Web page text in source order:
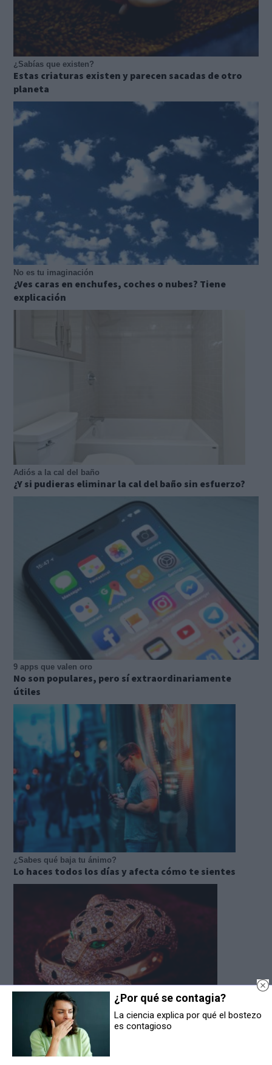
¿Sabías que existen?
Estas criaturas existen y parecen sacadas de otro
planeta
No es tu imaginación
¿Ves caras en enchufes, coches o nubes? Tiene
explicación
Adiós a la cal del baño
¿Y si pudieras eliminar la cal del baño sin esfuerzo?
9 apps que valen oro
No son populares, pero sí extraordinariamente
útiles
¿Sabes qué baja tu ánimo?
Lo haces todos los días y afecta cómo te sientes
Lujo con carácter
Una joya para mujeres que no piden permiso
¿Por qué se contagia?
La ciencia explica por qué el bostezo
es contagioso